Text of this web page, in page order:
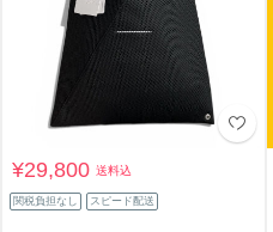
¥29,800送料込
関税負担なし スピード配送